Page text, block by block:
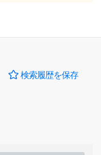
検索履歴を保存